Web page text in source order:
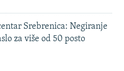
Srebrenica: Negiranje
za više od 50 posto